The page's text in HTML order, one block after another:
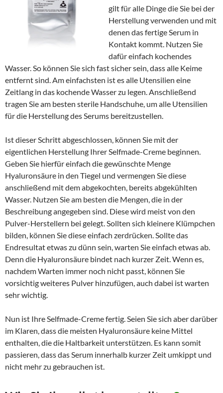
gilt für alle Dinge die Sie bei der
Herstellung verwenden und mit
denen das fertige Serum in
Kontakt kommt. Nutzen Sie
dafür einfach kochendes
Wasser. So können Sie sich fast sicher sein, dass alle Keime
entfernt sind. Am einfachsten ist es alle Utensilien eine
Zeitlang in das kochende Wasser zu legen. Anschließend
tragen Sie am besten sterile Handschuhe, um alle Utensilien
für die Herstellung des Serums bereitzustellen.
Ist dieser Schritt abgeschlossen, können Sie mit der
eigentlichen Herstellung Ihrer Selfmade-Creme beginnen.
Geben Sie hierfür einfach die gewünschte Menge
Hyaluronsäure in den Tiegel und vermengen Sie diese
anschließend mit dem abgekochten, bereits abgekühlten
Wasser. Nutzen Sie am besten die Mengen, die in der
Beschreibung angegeben sind. Diese wird meist von den
Pulver-Herstellern bei gelegt. Sollten sich kleinere Klümpchen
bilden, können Sie diese einfach zerdrücken. Sollte das
Endresultat etwas zu dünn sein, warten Sie einfach etwas ab.
Denn die Hyaluronsäure bindet nach kurzer Zeit. Wenn es,
nachdem Warten immer noch nicht passt, können Sie
vorsichtig weiteres Pulver hinzufügen, auch dabei ist warten
sehr wichtig.
Nun ist Ihre Selfmade-Creme fertig. Seien Sie sich aber darüber
im Klaren, dass die meisten Hyaluronsäure keine Mittel
enthalten, die die Haltbarkeit unterstützen. Es kann somit
passieren, dass das Serum innerhalb kurzer Zeit umkippt und
nicht mehr zu gebrauchen ist.